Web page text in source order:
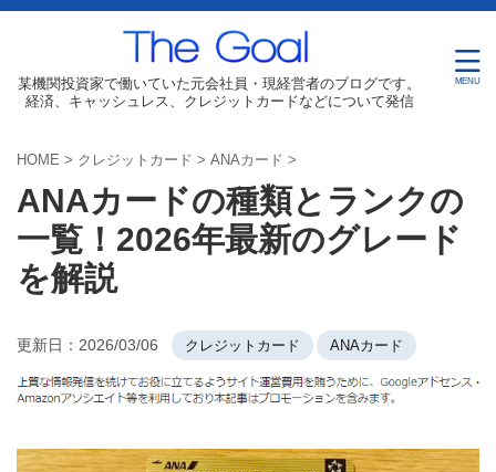
某機関投資家で働いていた元会社員・現経営者のブログです。
経済、キャッシュレス、クレジットカードなどについて発信
HOME > クレジットカード > ANAカード >
ANAカードの種類とランクの
一覧！2026年最新のグレード
を解説
更新日： 2026/03/06 クレジットカード ANAカード